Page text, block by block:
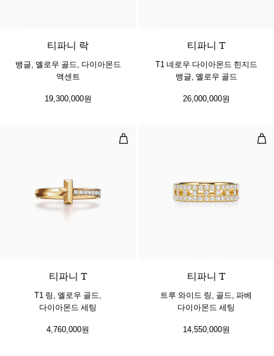
티파니 락
뱅글, 옐로우 골드, 다이아몬드
액센트
19,300,000원
티파니 T
T1 네로우 다이아몬드 힌지드
뱅글, 옐로우 골드
26,000,000원
T1 링, 옐로우 골드, 다이아몬드 세팅
티파니 T
T1 링, 옐로우 골드,
다이아몬드 세팅
4,760,000원
트
티파니 T
트루 와이드 링, 골드, 파베
다이아몬드 세팅
14,550,000원